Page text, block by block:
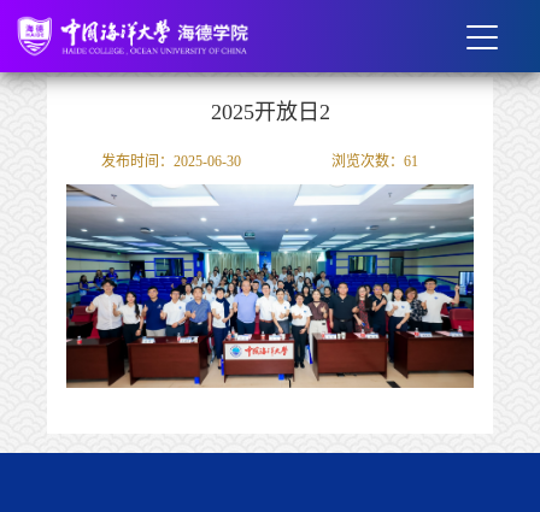
2025开放日2
发布时间：2025-06-30 浏览次数： 61